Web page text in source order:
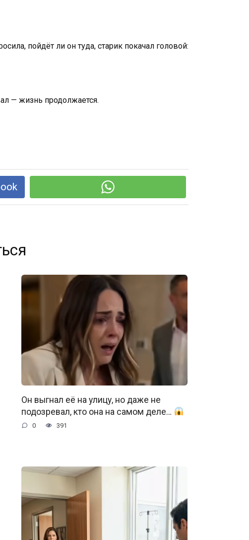
пойдёт ли он туда, старик покачал головой:
— жизнь продолжается.
Он выгнал её на улицу, но даже не
подозревал, кто она на самом деле…
0 391